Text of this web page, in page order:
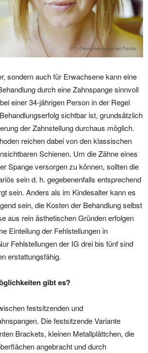
sondern auch für Erwachsene kann eine
durch eine Zahnspange sinnvoll
einer 34-jährigen Person in der Regel
sichtbar ist, grundsätzlich
der Zahnstellung durchaus möglich.
reichen dabei von den klassischen
Schienen. Um die Zähne eines
Spange versorgen zu können, sollten die
sein d. h. gegebenenfalls entsprechend
sein. Anders als im Kindesalter kann es
sein, die Kosten der Behandlung selbst
aus rein ästhetischen Gründen erfolgen
Einteilung der Fehlstellungen in
Fehlstellungen der IG drei bis fünf sind
erstattungsfähig.
gibt es?
festsitzenden und
Die festsitzende Variante
Brackets, kleinen Metallplättchen, die
angebracht und durch